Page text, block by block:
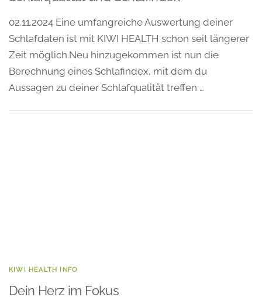
02.11.2024 Eine umfangreiche Auswertung deiner
Schlafdaten ist mit KIWI HEALTH schon seit längerer
Zeit möglich.Neu hinzugekommen ist nun die
Berechnung eines Schlafindex, mit dem du
Aussagen zu deiner Schlafqualität treffen …
KIWI HEALTH INFO
Dein Herz im Fokus